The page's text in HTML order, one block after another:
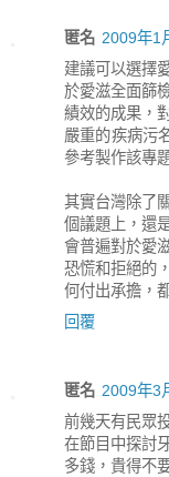
匿名 2009年1
建議可以選擇
於愛滋全面篩
績效的成果，
嚴重的疾病污
參考製作該專
其實台灣除了
個議題上，還
會普遍對於愛
恐慌和拒絕的
何付出承擔，
回覆
匿名 2009年3
前幾天有民眾
在節目中探討
多錢，貴得不